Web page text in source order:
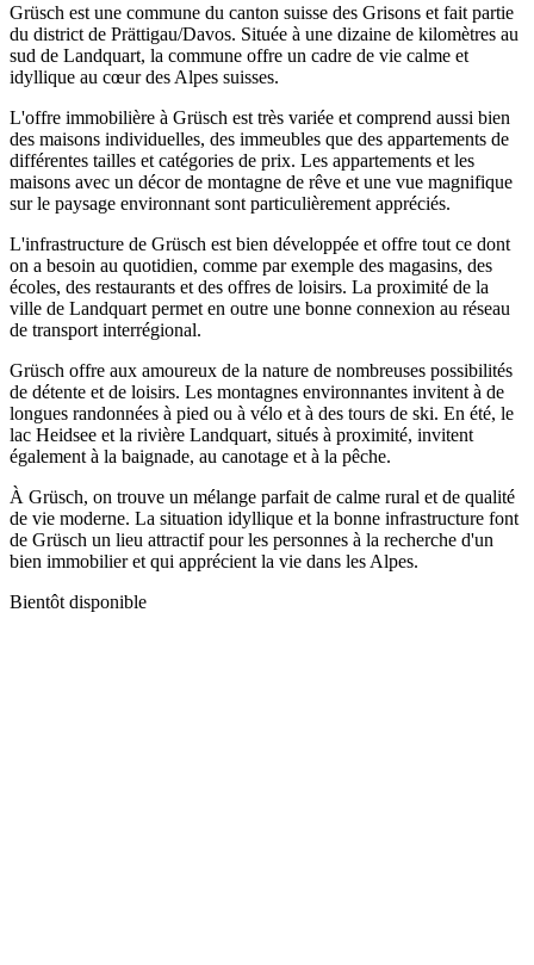
Grüsch est une commune du canton suisse des Grisons et fait partie
du district de Prättigau/Davos. Située à une dizaine de kilomètres au
sud de Landquart, la commune offre un cadre de vie calme et
idyllique au cœur des Alpes suisses.
L'offre immobilière à Grüsch est très variée et comprend aussi bien
des maisons individuelles, des immeubles que des appartements de
différentes tailles et catégories de prix. Les appartements et les
maisons avec un décor de montagne de rêve et une vue magnifique
sur le paysage environnant sont particulièrement appréciés.
L'infrastructure de Grüsch est bien développée et offre tout ce dont
on a besoin au quotidien, comme par exemple des magasins, des
écoles, des restaurants et des offres de loisirs. La proximité de la
ville de Landquart permet en outre une bonne connexion au réseau
de transport interrégional.
Grüsch offre aux amoureux de la nature de nombreuses possibilités
de détente et de loisirs. Les montagnes environnantes invitent à de
longues randonnées à pied ou à vélo et à des tours de ski. En été, le
lac Heidsee et la rivière Landquart, situés à proximité, invitent
également à la baignade, au canotage et à la pêche.
À Grüsch, on trouve un mélange parfait de calme rural et de qualité
de vie moderne. La situation idyllique et la bonne infrastructure font
de Grüsch un lieu attractif pour les personnes à la recherche d'un
bien immobilier et qui apprécient la vie dans les Alpes.
Bientôt disponible